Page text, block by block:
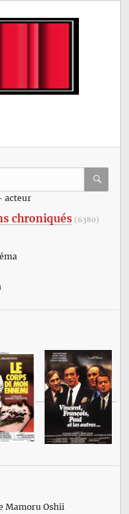
acteur
chroniqués (6380)
Mamoru Oshii